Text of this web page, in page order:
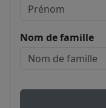
Nom de famille